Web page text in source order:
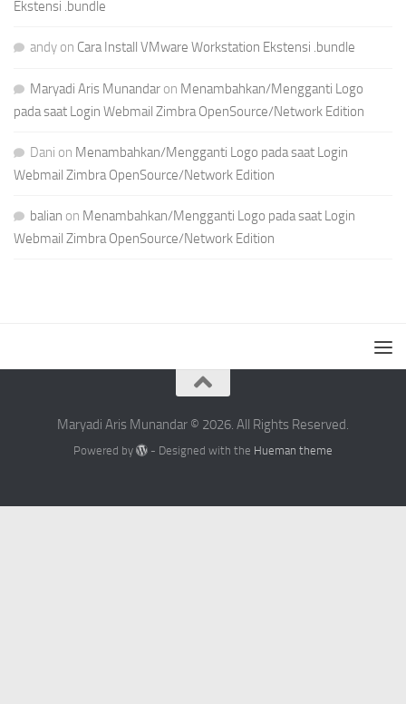
Ekstensi .bundle
andy on Cara Install VMware Workstation Ekstensi .bundle
Maryadi Aris Munandar on Menambahkan/Mengganti Logo
pada saat Login Webmail Zimbra OpenSource/Network Edition
Dani on Menambahkan/Mengganti Logo pada saat Login
Webmail Zimbra OpenSource/Network Edition
balian on Menambahkan/Mengganti Logo pada saat Login
Webmail Zimbra OpenSource/Network Edition
Maryadi Aris Munandar © 2026. All Rights Reserved.
Powered by - Designed with the Hueman theme